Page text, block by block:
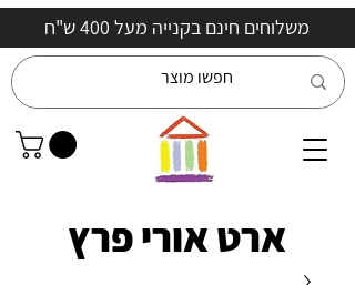
משלוחים חינם בקנייה מעל 400 ש"ח
ארט אורי פרץ